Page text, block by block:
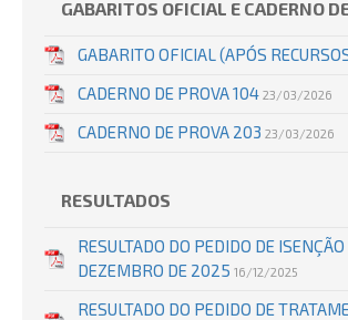
GABARITOS OFICIAL E CADERNO
GABARITO OFICIAL (APÓS
CADERNO DE PROVA 104 23/03/2026
CADERNO DE PROVA 203 23/03/2026
RESULTADOS
RESULTADO DO PEDIDO DE
DEZEMBRO DE 2025 16/12/2025
RESULTADO DO PEDIDO DE